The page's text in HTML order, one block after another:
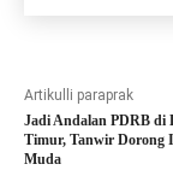
Artikulli paraprak
Jadi Andalan PDRB di
Timur, Tanwir Dorong
Muda